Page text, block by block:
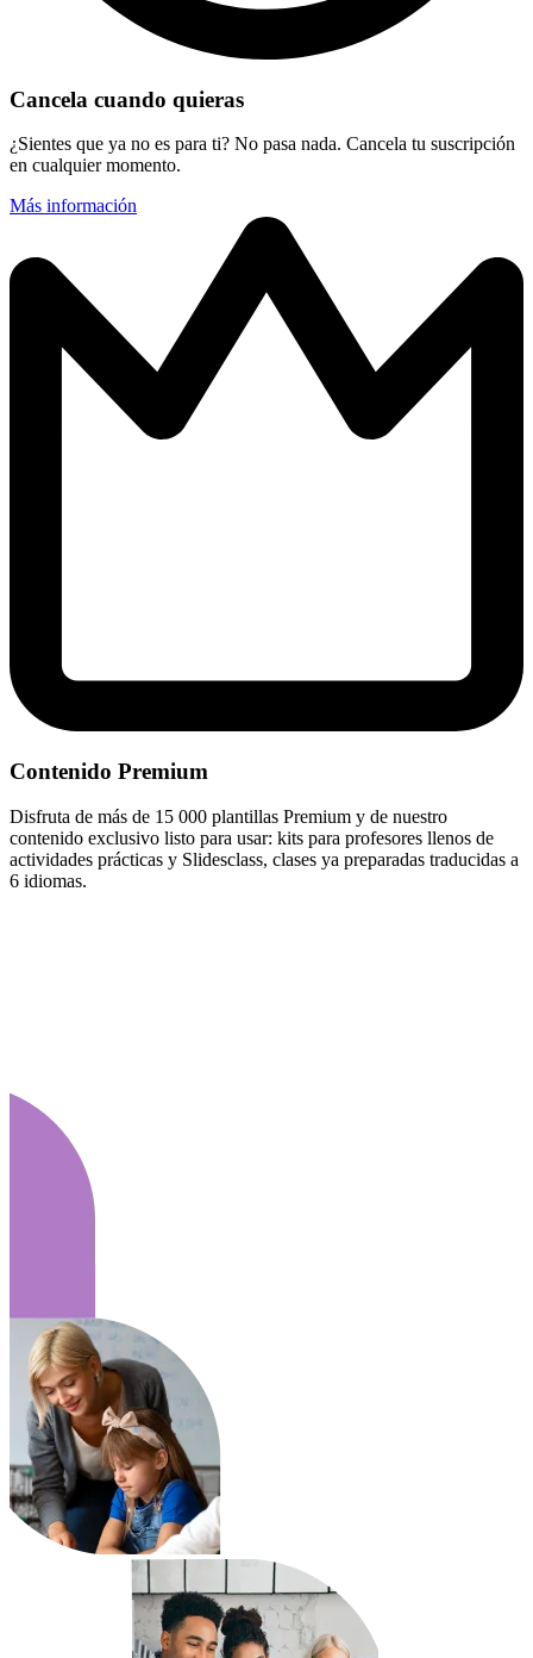
Cancela cuando quieras
¿Sientes que ya no es para ti? No pasa nada. Cancela tu suscripción
en cualquier momento.
Más información
Contenido Premium
Disfruta de más de 15 000 plantillas Premium y de nuestro
contenido exclusivo listo para usar: kits para profesores llenos de
actividades prácticas y Slidesclass, clases ya preparadas traducidas a
6 idiomas.